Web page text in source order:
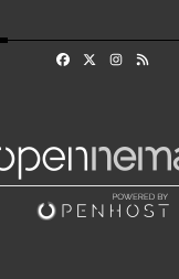
FacebookInstagram